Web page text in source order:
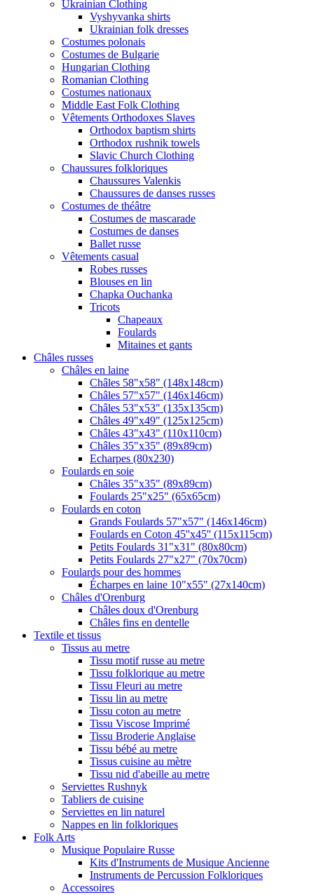
Ukrainian Clothing
Vyshyvanka shirts
Ukrainian folk dresses
Costumes polonais
Costumes de Bulgarie
Hungarian Clothing
Romanian Clothing
Costumes nationaux
Middle East Folk Clothing
Vêtements Orthodoxes Slaves
Orthodox baptism shirts
Orthodox rushnik towels
Slavic Church Clothing
Chaussures folkloriques
Chaussures Valenkis
Chaussures de danses russes
Costumes de théâtre
Costumes de mascarade
Costumes de danses
Ballet russe
Vêtements casual
Robes russes
Blouses en lin
Chapka Ouchanka
Tricots
Chapeaux
Foulards
Mitaines et gants
Châles russes
Châles en laine
Châles 58"x58" (148x148cm)
Châles 57"x57" (146x146cm)
Châles 53"x53" (135x135cm)
Châles 49"x49" (125x125cm)
Châles 43"x43" (110x110cm)
Châles 35"x35" (89x89cm)
Echarpes (80х230)
Foulards en soie
Châles 35"x35" (89x89cm)
Foulards 25"x25" (65x65cm)
Foulards en coton
Grands Foulards 57"x57" (146x146cm)
Foulards en Coton 45''x45'' (115x115cm)
Petits Foulards 31"x31" (80x80cm)
Petits Foulards 27"x27" (70x70cm)
Foulards pour des hommes
Écharpes en laine 10"x55" (27x140cm)
Châles d'Orenburg
Châles doux d'Orenburg
Châles fins en dentelle
Textile et tissus
Tissus au metre
Tissu motif russe au metre
Tissu folklorique au metre
Tissu Fleuri au metre
Tissu lin au metre
Tissu coton au metre
Tissu Viscose Imprimé
Tissu Broderie Anglaise
Tissu bébé au metre
Tissus cuisine au mètre
Tissu nid d'abeille au metre
Serviettes Rushnyk
Tabliers de cuisine
Serviettes en lin naturel
Nappes en lin folkloriques
Folk Arts
Musique Populaire Russe
Kits d'Instruments de Musique Ancienne
Instruments de Percussion Folkloriques
Accessoires